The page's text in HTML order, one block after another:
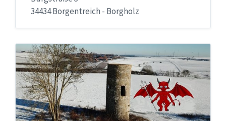
34434 Borgentreich - Borgholz